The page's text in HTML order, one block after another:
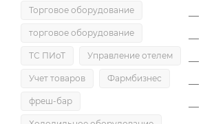
Торговое оборудование
торговое оборудование
ТС ПИоТ Управление отелем
Учет товаров Фармбизнес
фреш-бар